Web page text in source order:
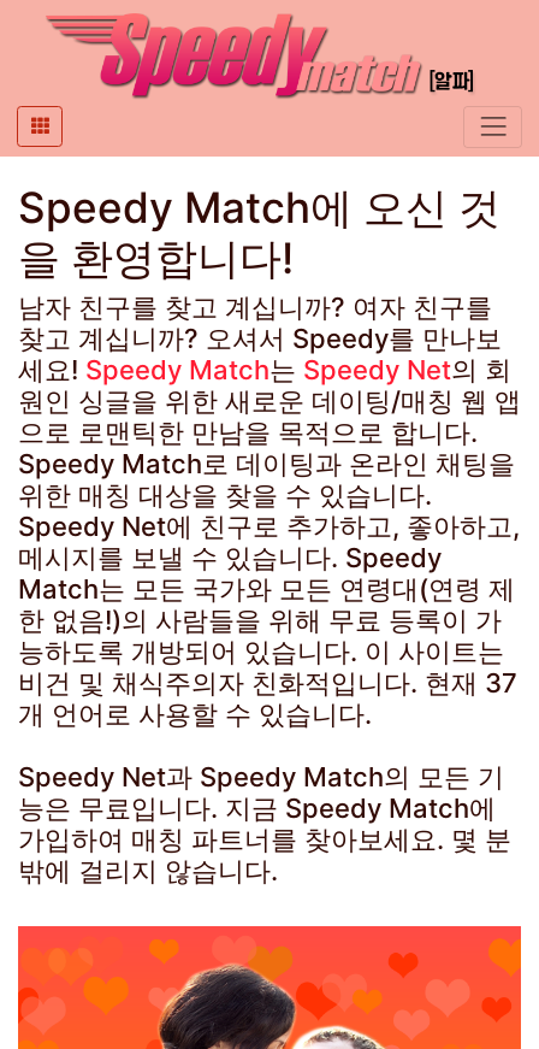
Speedy Match에 오신 것
을 환영합니다!
남자 친구를 찾고 계십니까? 여자 친구를
찾고 계십니까? 오셔서 Speedy를 만나보
세요! Speedy Match는 Speedy Net의 회
원인 싱글을 위한 새로운 데이팅/매칭 웹 앱
으로 로맨틱한 만남을 목적으로 합니다.
Speedy Match로 데이팅과 온라인 채팅을
위한 매칭 대상을 찾을 수 있습니다.
Speedy Net에 친구로 추가하고, 좋아하고,
메시지를 보낼 수 있습니다. Speedy
Match는 모든 국가와 모든 연령대(연령 제
한 없음!)의 사람들을 위해 무료 등록이 가
능하도록 개방되어 있습니다. 이 사이트는
비건 및 채식주의자 친화적입니다. 현재 37
개 언어로 사용할 수 있습니다.
Speedy Net과 Speedy Match의 모든 기
능은 무료입니다. 지금 Speedy Match에
가입하여 매칭 파트너를 찾아보세요. 몇 분
밖에 걸리지 않습니다.